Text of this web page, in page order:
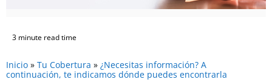
3 minute read time
Inicio » Tu Cobertura » ¿Necesitas información? A
continuación, te indicamos dónde puedes encontrarla